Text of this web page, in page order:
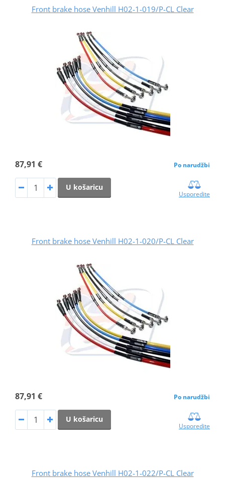
Front brake hose Venhill H02-1-019/P-CL Clear
87,91 € Po narudžbi
U košaricu
Usporedite
Front brake hose Venhill H02-1-020/P-CL Clear
87,91 € Po narudžbi
U košaricu
Usporedite
Front brake hose Venhill H02-1-022/P-CL Clear